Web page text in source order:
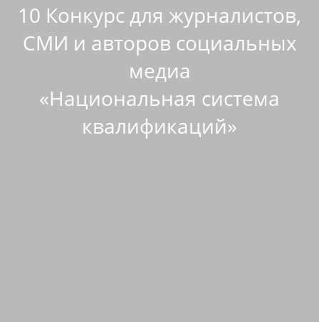
10 Конкурс для журналистов,
СМИ и авторов социальных
медиа
«Национальная система
квалификаций»